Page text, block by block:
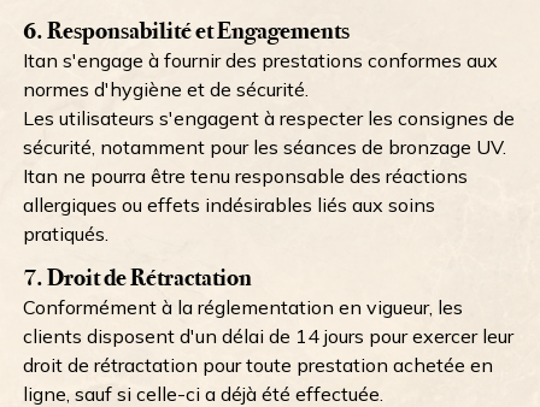
6. Responsabilité et Engagements
Itan s'engage à fournir des prestations conformes aux
normes d'hygiène et de sécurité.
Les utilisateurs s'engagent à respecter les consignes de
sécurité, notamment pour les séances de bronzage UV.
Itan ne pourra être tenu responsable des réactions
allergiques ou effets indésirables liés aux soins
pratiqués.
7. Droit de Rétractation
Conformément à la réglementation en vigueur, les
clients disposent d'un délai de 14 jours pour exercer leur
droit de rétractation pour toute prestation achetée en
ligne, sauf si celle-ci a déjà été effectuée.